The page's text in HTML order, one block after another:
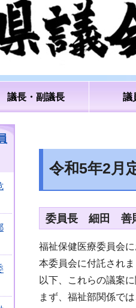
議長・副議長 議
令和5年2月
委員長 細田 善
福祉保健医療委員会
本委員会に付託され
以下、これらの議案
まず、福祉部関係で